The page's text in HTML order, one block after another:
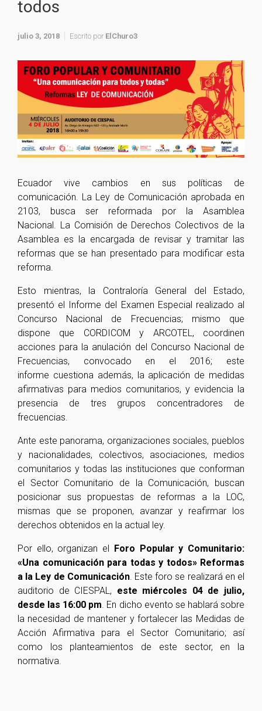
todos
julio 3, 2018 Escrito por ElChuro3
Ecuador vive cambios en sus políticas de
comunicación. La Ley de Comunicación aprobada en
2103, busca ser reformada por la Asamblea
Nacional. La Comisión de Derechos Colectivos de la
Asamblea es la encargada de revisar y tramitar las
reformas que se han presentado para modificar esta
reforma.
Esto mientras, la Contraloría General del Estado,
presentó el Informe del Examen Especial realizado al
Concurso Nacional de Frecuencias; mismo que
dispone que CORDICOM y ARCOTEL, coordinen
acciones para la anulación del Concurso Nacional de
Frecuencias, convocado en el 2016; este
informe cuestiona además, la aplicación de medidas
afirmativas para medios comunitarios, y evidencia la
presencia de tres grupos concentradores de
frecuencias.
Ante este panorama, organizaciones sociales, pueblos
y nacionalidades, colectivos, asociaciones, medios
comunitarios y todas las instituciones que conforman
el Sector Comunitario de la Comunicación, buscan
posicionar sus propuestas de reformas a la LOC,
mismas que se proponen, avanzar y reafirmar los
derechos obtenidos en la actual ley.
Por ello, organizan el
Foro Popular y Comunitario:
«Una comunicación para todas y todos» Reformas
a la Ley de Comunicación. Este foro se realizará en el
auditorio de CIESPAL, este miércoles 04 de julio,
desde las 16:00 pm. En dicho evento se hablará sobre
la necesidad de mantener y fortalecer las Medidas de
Acción Afirmativa para el Sector Comunitario; así
como los planteamientos de este sector, en la
normativa.